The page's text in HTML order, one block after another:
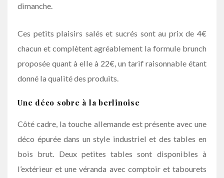
dimanche.
Ces petits plaisirs salés et sucrés sont au prix de 4€
chacun et complètent agréablement la formule brunch
proposée quant à elle à 22€, un tarif raisonnable étant
donné la qualité des produits.
Une déco sobre à la berlinoise
Côté cadre, la touche allemande est présente avec une
déco épurée dans un style industriel et des tables en
bois brut. Deux petites tables sont disponibles à
l’extérieur et une véranda avec comptoir et tabourets